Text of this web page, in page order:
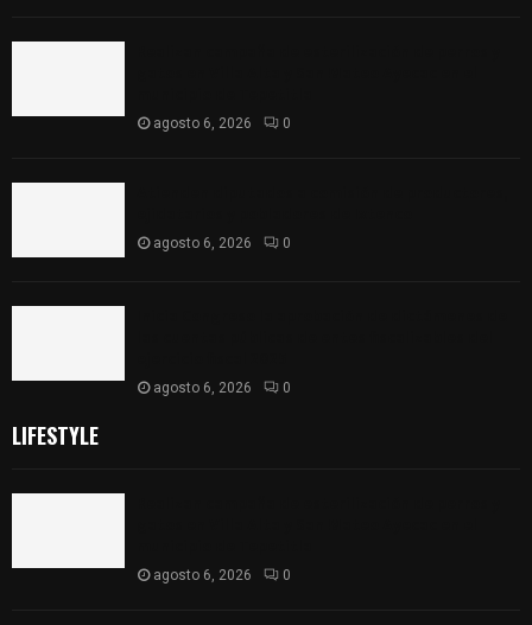
agosto 6, 2026 0
agosto 6, 2026 0
agosto 6, 2026 0
LIFESTYLE
agosto 6, 2026 0